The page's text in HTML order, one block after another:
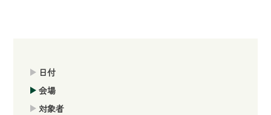
日付
会場
対象者